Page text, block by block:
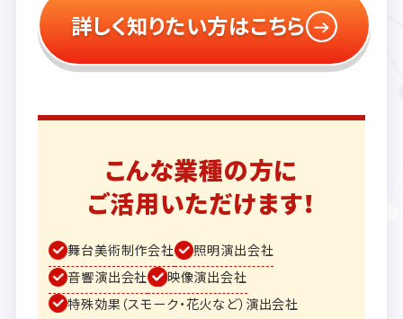
詳しく知りたい方はこちら
こんな業種の方に
ご活用いただけます！
舞台美術制作会社
照明演出会社
音響演出会社
映像演出会社
特殊効果（スモーク・花火など）演出会社